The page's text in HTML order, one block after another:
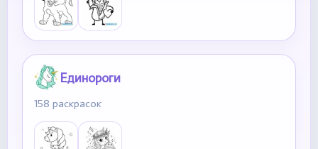
Единороги
158 раскрасок